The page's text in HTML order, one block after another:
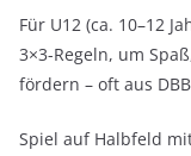
Für U12 (ca. 10–12
3×3-Regeln, um
fördern – oft aus
Spiel auf Halbfeld